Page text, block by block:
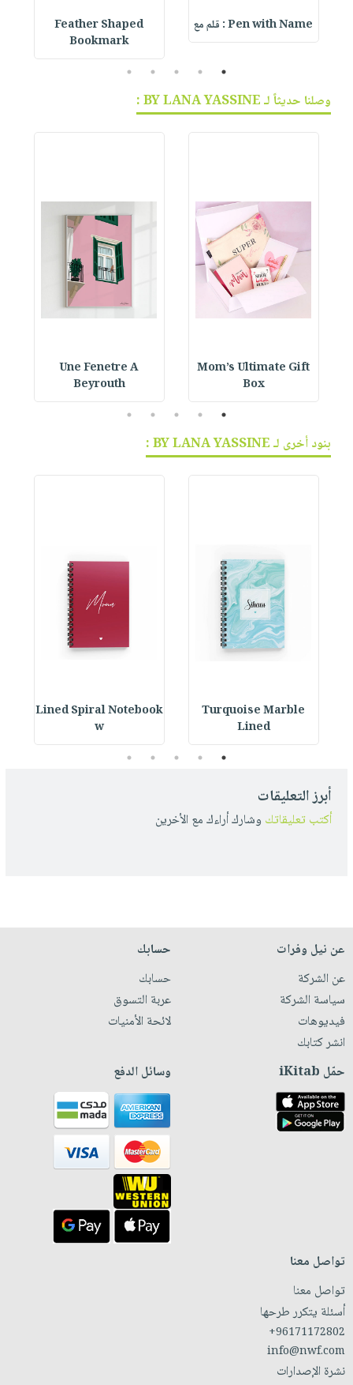
Pen with Name : قلم مع
Feather Shaped
Bookmark
1
2
3
4
5
وصلنا حديثاً لـ BY LANA YASSINE :
Mom’s Ultimate Gift
Box
Une Fenetre A
Beyrouth
1
2
3
4
5
بنود أخرى لـ BY LANA YASSINE :
Turquoise Marble
Lined
Lined Spiral Notebook
w
1
2
3
4
5
أبرز التعليقات
أكتب تعليقاتك وشارك أراءك مع الأخرين
عن نيل وفرات
عن الشركة
سياسة الشركة
فيديوهات
انشر كتابك
حسابك
حسابك
عربة التسوق
لائحة الأمنيات
حمّل iKitab وسائل الدفع
تواصل معنا
تواصل معنا
أسئلة يتكرر طرحها
+96171172802
info@nwf.com
نشرة الإصدارات